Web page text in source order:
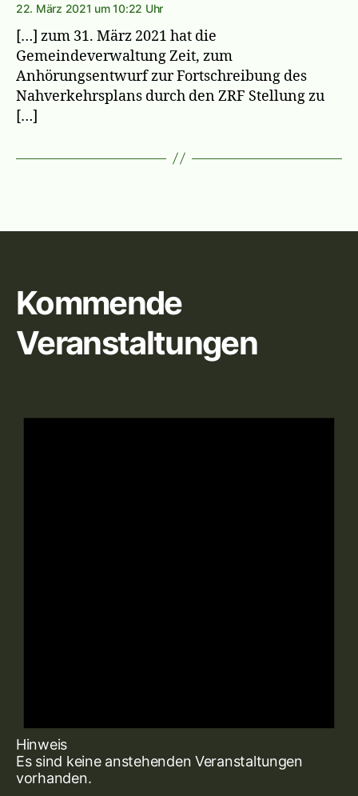
22. März 2021 um 10:22 Uhr
[…] zum 31. März 2021 hat die
Gemeindeverwaltung Zeit, zum
Anhörungsentwurf zur Fortschreibung des
Nahverkehrsplans durch den ZRF Stellung zu
[…]
Kommende
Veranstaltungen
Hinweis
Es sind keine anstehenden Veranstaltungen
vorhanden.